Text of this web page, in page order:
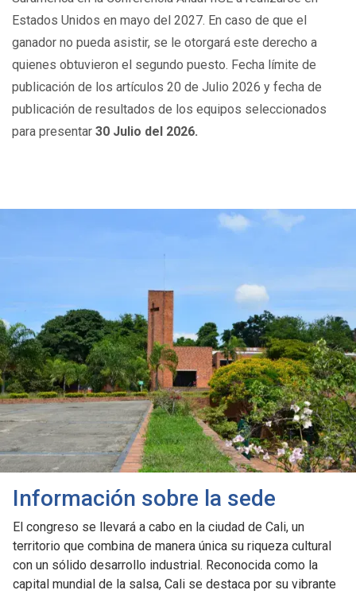
Estados Unidos en mayo del 2027. En caso de que el
ganador no pueda asistir, se le otorgará este derecho a
quienes obtuvieron el segundo puesto. Fecha límite de
publicación de los artículos 20 de Julio 2026 y fecha de
publicación de resultados de los equipos seleccionados
para presentar 30 Julio del 2026.
Información sobre la sede
El congreso se llevará a cabo en la ciudad de Cali, un
territorio que combina de manera única su riqueza cultural
con un sólido desarrollo industrial. Reconocida como la
capital mundial de la salsa, Cali se destaca por su vibrante